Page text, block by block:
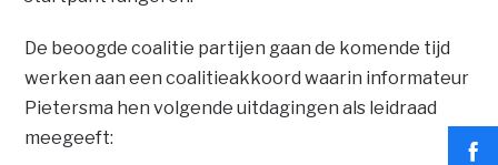
De beoogde coalitie partijen gaan de komende tijd
werken aan een coalitieakkoord waarin informateur
Pietersma hen volgende uitdagingen als leidraad
meegeeft: